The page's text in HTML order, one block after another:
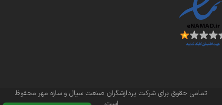
تمامی حقوق برای شرکت پردازشگران صنعت سیال و سازه مهر محفوظ